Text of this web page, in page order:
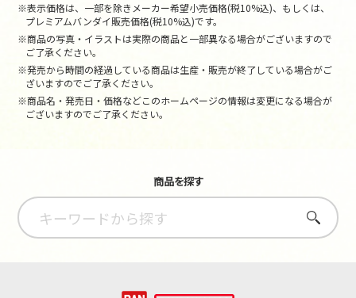
※表示価格は、一部を除きメーカー希望小売価格(税10%込)、もしくは、
プレミアムバンダイ販売価格(税10%込)です。
※商品の写真・イラストは実際の商品と一部異なる場合がございますので
ご了承ください。
※発売から時間の経過している商品は生産・販売が終了している場合がご
ざいますのでご了承ください。
※商品名・発売日・価格などこのホームページの情報は変更になる場合が
ございますのでご了承ください。
商品を探す
さがす